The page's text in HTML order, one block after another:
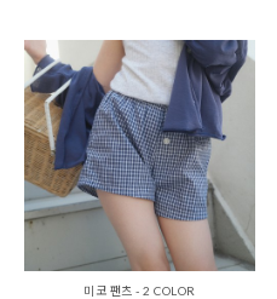
미코 팬츠 - 2 COLOR